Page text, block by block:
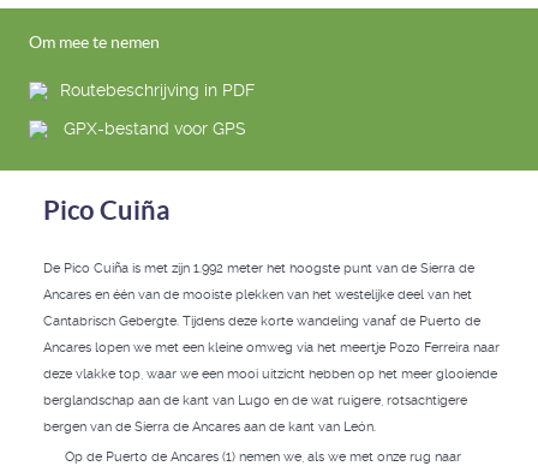
Om mee te nemen
Routebeschrijving in PDF
GPX-bestand voor GPS
Pico Cuiña
De Pico Cuiña is met zijn 1.992 meter het hoogste punt van de Sierra de
Ancares en één van de mooiste plekken van het westelijke deel van het
Cantabrisch Gebergte. Tijdens deze korte wandeling vanaf de Puerto de
Ancares lopen we met een kleine omweg via het meertje Pozo Ferreira naar
deze vlakke top, waar we een mooi uitzicht hebben op het meer glooiende
berglandschap aan de kant van Lugo en de wat ruigere, rotsachtigere
bergen van de Sierra de Ancares aan de kant van León.
Op de Puerto de Ancares (1) nemen we, als we met onze rug naar